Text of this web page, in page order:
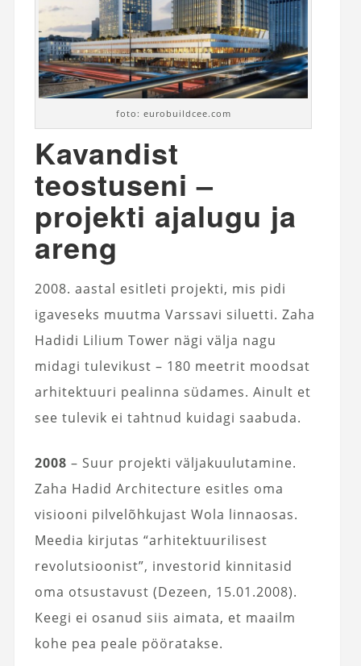
foto: eurobuildcee.com
Kavandist
teostuseni –
projekti ajalugu ja
areng
2008. aastal esitleti projekti, mis pidi
igaveseks muutma Varssavi siluetti. Zaha
Hadidi Lilium Tower nägi välja nagu
midagi tulevikust – 180 meetrit moodsat
arhitektuuri pealinna südames. Ainult et
see tulevik ei tahtnud kuidagi saabuda.
2008 – Suur projekti väljakuulutamine.
Zaha Hadid Architecture esitles oma
visiooni pilvelõhkujast Wola linnaosas.
Meedia kirjutas “arhitektuurilisest
revolutsioonist”, investorid kinnitasid
oma otsustavust (Dezeen, 15.01.2008).
Keegi ei osanud siis aimata, et maailm
kohe pea peale pööratakse.